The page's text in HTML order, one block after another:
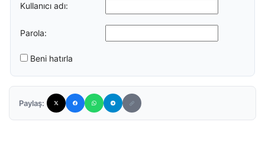
Kullanıcı adı:
Parola:
Beni hatırla
Paylaş: